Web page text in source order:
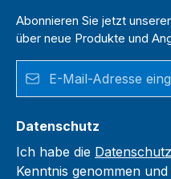
Abonnieren Sie jetzt
über neue Produkte und
Datenschutz
Ich habe die
Kenntnis genommen und